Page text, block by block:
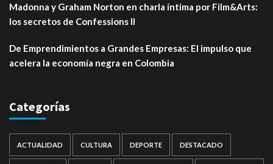
Madonna y Graham Norton en charla íntima por Film&Arts:
los secretos de Confessions II
De Emprendimientos a Grandes Empresas: El impulso que
acelera la economía negra en Colombia
Categorías
ACTUALIDAD CULTURA DEPORTE DESTACADO